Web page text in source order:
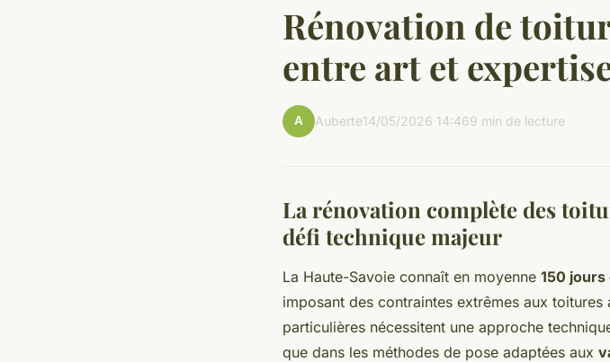
Rénovation de
entre art et
A Auberte14/05/2026 14:469 min de lecture
La rénovation complète des
défi technique majeur
La Haute-Savoie connaît en moyenne 150 jours
imposant des contraintes extrêmes aux
particulières nécessitent une approche
que dans les méthodes de pose adaptées aux